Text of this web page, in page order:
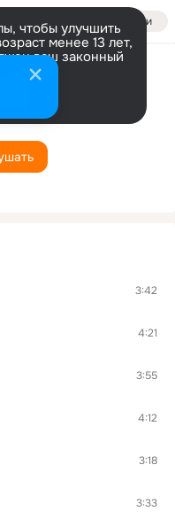
Войти
чтобы улучшить
менее 13 лет,
ваш законный
3:42
4:21
3:55
4:12
3:18
3:33